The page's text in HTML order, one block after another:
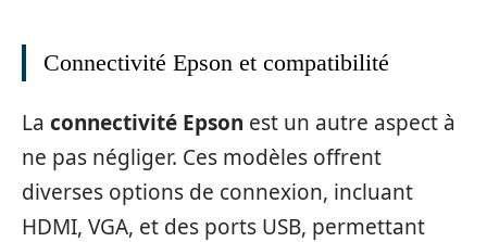
Connectivité Epson et compatibilité
La connectivité Epson est un autre aspect à
ne pas négliger. Ces modèles offrent
diverses options de connexion, incluant
HDMI, VGA, et des ports USB, permettant